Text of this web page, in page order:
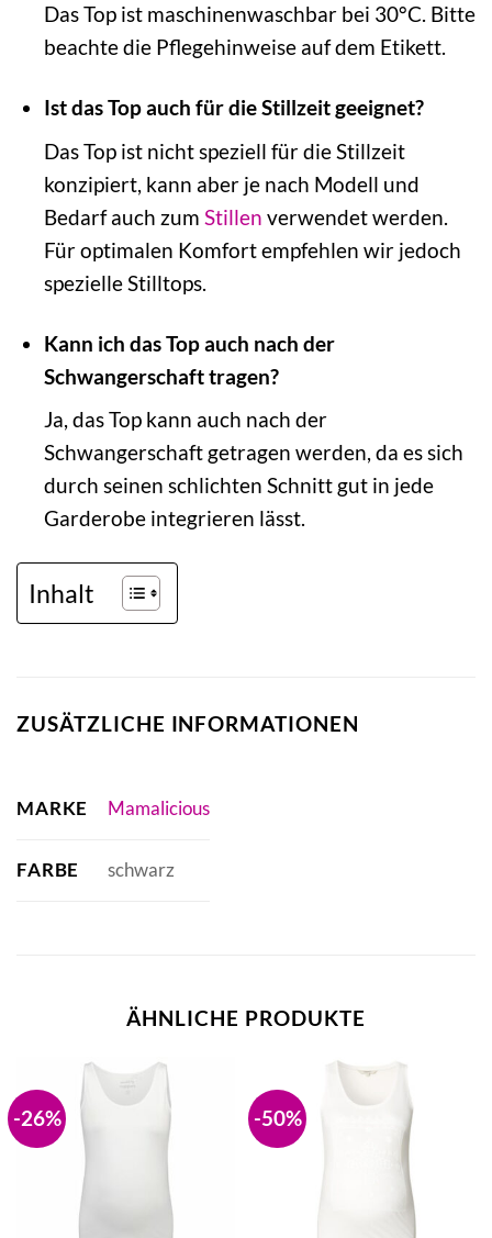
Das Top ist maschinenwaschbar bei 30°C. Bitte
beachte die Pflegehinweise auf dem Etikett.
Ist das Top auch für die Stillzeit geeignet?
Das Top ist nicht speziell für die Stillzeit
konzipiert, kann aber je nach Modell und
Bedarf auch zum Stillen verwendet werden.
Für optimalen Komfort empfehlen wir jedoch
spezielle Stilltops.
Kann ich das Top auch nach der
Schwangerschaft tragen?
Ja, das Top kann auch nach der
Schwangerschaft getragen werden, da es sich
durch seinen schlichten Schnitt gut in jede
Garderobe integrieren lässt.
Inhalt
ZUSÄTZLICHE INFORMATIONEN
MARKE Mamalicious
FARBE schwarz
ÄHNLICHE PRODUKTE
-26% -50%